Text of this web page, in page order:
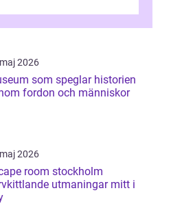
2026
som speglar historien
fordon och människor
2026
room stockholm
utmaningar mitt i